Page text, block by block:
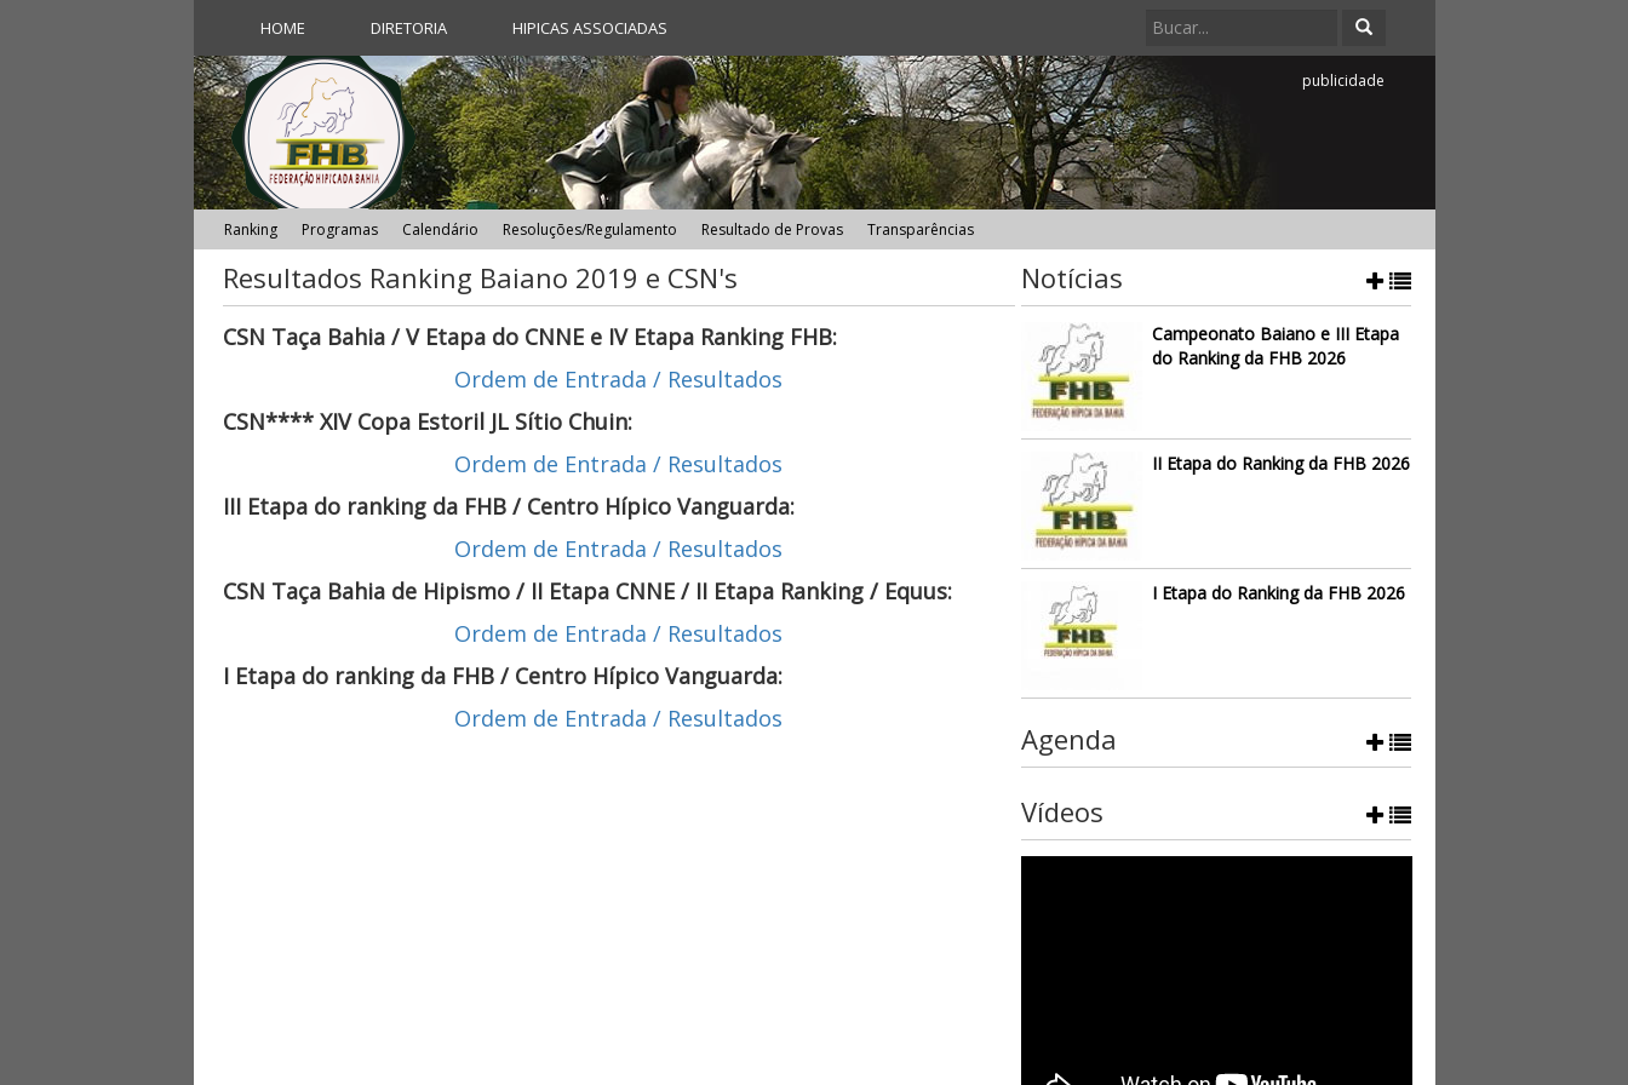
HOME DIRETORIA HIPICAS ASSOCIADAS
publicidade
Ranking Programas Calendário Resoluções/Regulamento Resultado de Provas Transparências
Resultados Ranking Baiano 2019 e CSN's
CSN Taça Bahia / V Etapa do CNNE e IV Etapa Ranking FHB:
Ordem de Entrada / Resultados
CSN**** XIV Copa Estoril JL Sítio Chuin:
Ordem de Entrada / Resultados
III Etapa do ranking da FHB / Centro Hípico Vanguarda:
Ordem de Entrada / Resultados
CSN Taça Bahia de Hipismo / II Etapa CNNE / II Etapa Ranking / Equus:
Ordem de Entrada / Resultados
I Etapa do ranking da FHB / Centro Hípico Vanguarda:
Ordem de Entrada / Resultados
Notícias
Campeonato Baiano e III Etapa
do Ranking da FHB 2026
II Etapa do Ranking da FHB 2026
I Etapa do Ranking da FHB 2026
Agenda
Vídeos